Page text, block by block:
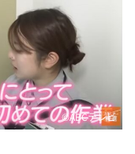
©ABCテレビ